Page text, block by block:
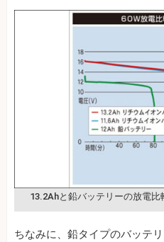
13.2Ahと鉛バッテリーの放電比
ちなみに、鉛タイプのバッテ